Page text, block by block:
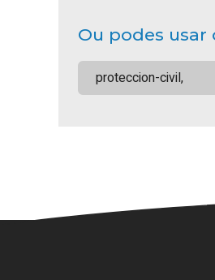
Ou podes usar